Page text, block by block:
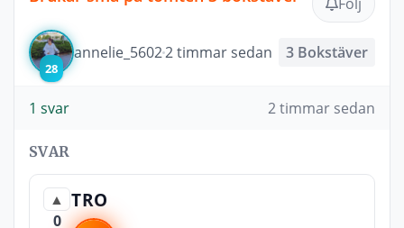
28
annelie_56022 timmar sedan 3 Bokstäver
1 svar 2 timmar sedan
SVAR
▲
0
TRO